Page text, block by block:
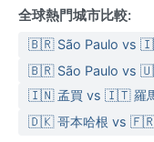
全球熱門城市比較:
🇧🇷 São Paulo vs
🇧🇷 São Paulo vs
🇮🇳 孟買 vs 🇮🇹 羅
🇩🇰 哥本哈根 vs 🇫🇷